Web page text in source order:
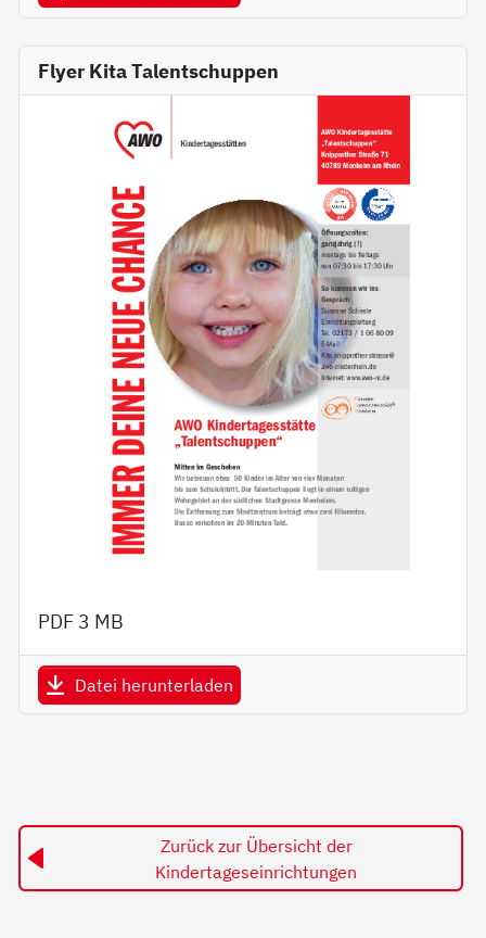
Flyer Kita Talentschuppen
PDF 3 MB
Datei herunterladen
Zurück zur Übersicht der
Kindertageseinrichtungen